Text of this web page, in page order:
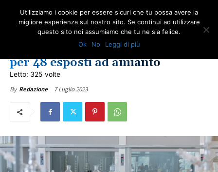
IN PRIMO PIANO
Oristano, sorveglianza sanitaria
per 48 esposti ad amianto
Letto: 325 volte
By Redazione 7 Luglio 2023
Utilizziamo i cookie per essere sicuri che tu possa avere la
migliore esperienza sul nostro sito. Se continui ad utilizzare
questo sito noi assumiamo che tu ne sia felice.
Ok
No Leggi di più